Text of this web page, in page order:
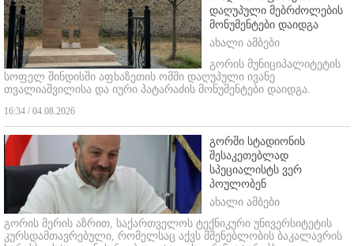
დაღუპული მებრძოლების
მონუმენტები დაიდგა
ახალი ამბები
გორის მუნიციპალიტეტის
სოფელ შინდისში აფხაზეთის ომში დაღუპული ივანე
თვალიაშვილისა და იური პატარაძის მონუმენტები დაიდგა.
16:34 / 04.08.2026
გორში სტადიონის
შესაკეთებლად
სპეციალისტს ვერ
პოულობენ
ახალი ამბები
გორის მერის აზრით, საქართველოს ტექნიკური უნივერსიტეტის
კურსდამთავრებული, რომელსაც აქვს მშენებლობის ბაკალავრის